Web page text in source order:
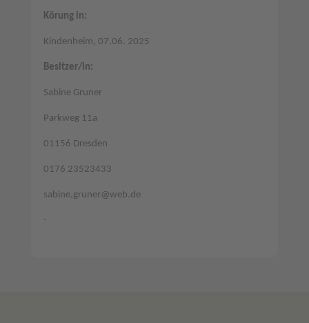
Körung in:
Kindenheim, 07.06. 2025
Besitzer/in:
Sabine Gruner
Parkweg 11a
01156 Dresden
0176 23523433
sabine.gruner@web.de
-